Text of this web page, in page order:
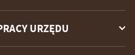
URZĘDU